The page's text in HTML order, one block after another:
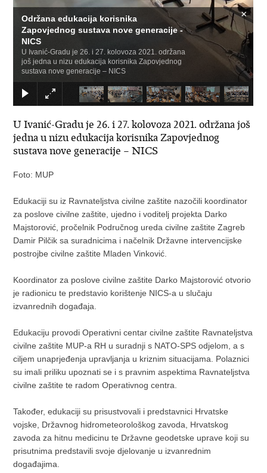
Održana edukacija korisnika
Zapovjednog sustava nove generacije -
NICS
U Ivanić-Gradu je 26. i 27. kolovoza 2021. održana
još jedna u nizu edukacija korisnika Zapovjednog
sustava nove generacije – NICS
×
U Ivanić-Gradu je 26. i 27. kolovoza 2021. održana još
jedna u nizu edukacija korisnika Zapovjednog
sustava nove generacije – NICS
Foto: MUP
Edukaciji su iz Ravnateljstva civilne zaštite nazočili koordinator
za poslove civilne zaštite, ujedno i voditelj projekta Darko
Majstorović, pročelnik Područnog ureda civilne zaštite Zagreb
Damir Pilčik sa suradnicima i načelnik Državne intervencijske
postrojbe civilne zaštite Mladen Vinković.
Koordinator za poslove civilne zaštite Darko Majstorović otvorio
je radionicu te predstavio korištenje NICS-a u slučaju
izvanrednih događaja.
Edukaciju provodi Operativni centar civilne zaštite Ravnateljstva
civilne zaštite MUP-a RH u suradnji s NATO-SPS odjelom, a s
ciljem unaprjeđenja upravljanja u kriznim situacijama. Polaznici
su imali priliku upoznati se i s pravnim aspektima Ravnateljstva
civilne zaštite te radom Operativnog centra.
Također, edukaciji su prisustvovali i predstavnici Hrvatske
vojske, Državnog hidrometeorološkog zavoda, Hrvatskog
zavoda za hitnu medicinu te Državne geodetske uprave koji su
prisutnima predstavili svoje djelovanje u izvanrednim
događajima.